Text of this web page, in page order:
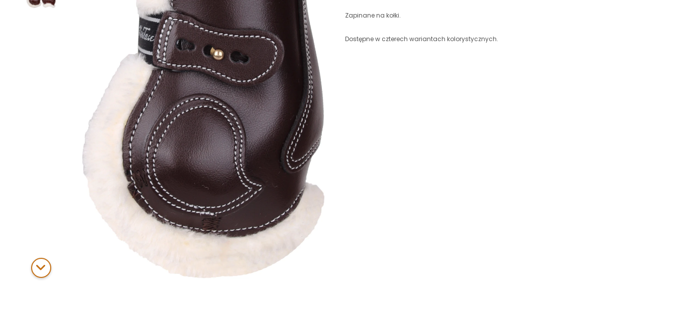
Zapinane na kołki.
Dostępne w czterech wariantach kolorystycznych.